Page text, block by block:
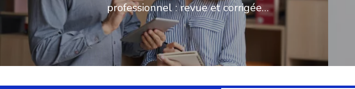
professionnel : revue et corrigée…